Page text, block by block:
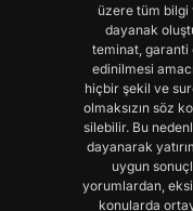
üzere tüm
dayanak
teminat, garanti
edinilmesi
hiçbir şekil ve
olmaksızın söz
silebilir. Bu
dayanarak
uygun
yorumlardan,
konularda